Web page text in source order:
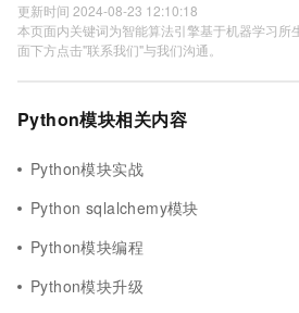
更新时间 2024-08-23 12:10:18
本页面内关键词为智能算法引擎基于机器学习所
面下方点击"联系我们"与我们沟通。
Python模块相关内容
Python模块实战
Python sqlalchemy模块
Python模块编程
Python模块升级